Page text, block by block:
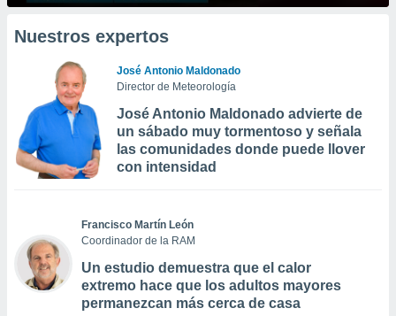
Nuestros expertos
José Antonio Maldonado
Director de Meteorología
José Antonio Maldonado advierte de
un sábado muy tormentoso y señala
las comunidades donde puede llover
con intensidad
Francisco Martín León
Coordinador de la RAM
Un estudio demuestra que el calor
extremo hace que los adultos mayores
permanezcan más cerca de casa